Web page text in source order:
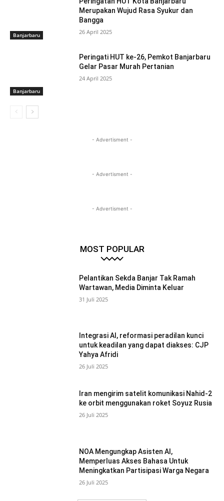
Banjarbaru
Merupakan Wujud Rasa Syukur dan
Bangga
26 April 2025
Banjarbaru
Peringati HUT ke-26, Pemkot Banjarbaru
Gelar Pasar Murah Pertanian
24 April 2025
- Advertisment -
- Advertisment -
- Advertisment -
MOST POPULAR
Pelantikan Sekda Banjar Tak Ramah
Wartawan, Media Diminta Keluar
31 Juli 2025
Integrasi AI, reformasi peradilan kunci
untuk keadilan yang dapat diakses: CJP
Yahya Afridi
26 Juli 2025
Iran mengirim satelit komunikasi Nahid-2
ke orbit menggunakan roket Soyuz Rusia
26 Juli 2025
NOA Mengungkap Asisten AI,
Memperluas Akses Bahasa Untuk
Meningkatkan Partisipasi Warga Negara
26 Juli 2025